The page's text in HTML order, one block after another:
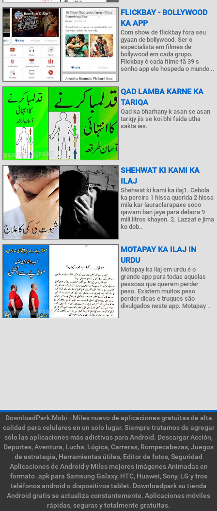
FLICKBAY - BOLLYWOOD
KA APP
Com show de flickbay fora seu
gyaan de bollywood. Ser o
especialista em filmes de
bollywood em cada grupo.
Flickbay é cada filme fã 39 s
sonho app ele hospeda o mundo ..
QAD LAMBA KARNE KA
TARIQA
Qad ka bharhany k asan se asan
tariqy jis se koi bhi faida utha
sakta ies.
SHEHWAT KI KAMI KA
ILAJ
Shehwat ki kami ka ilaj1. Cebola
ka pereira 1 hissa querida 2 hissa
mila kar lauraclarapaxe soco
qawam ban jaye para debora 9
mili litros khayen. 2. Lazzat e jima
ko dob..
MOTAPAY KA ILAJ IN
URDU
Motapay ka ilaj em urdu é o
grande app para todas aquelas
pessoas que querem perder
peso. Existem muitos peso
perder dicas e truques são
divulgados neste app. Motapay ..
DownloadPark.Mobi - Miles nuevo de aplicaciones gratuitas de alta
calidad para celulares en un solo lugar. Siempre tratamos de agregar
sólo las aplicaciones más adictivas para Android. Descargar Acción,
Deportes, Aventura, Lucha, Lógica, Carreras, Rompecabezas, Juegos
de estrategia, Herramientas útiles, Editor de fotos, Seguridad
Aplicaciones de Android y Miles mejores Imágenes Animadas en
formato .apk para Samsung Galaxy, HTC, Huawei, Sony, LG y tros
teléfonos android o dispositivos tablet. Downloadpark su tienda
Android gratis se actualiza constantemente. Aplicaciones móviles
rápidas, seguras y totalmente gratuitas.